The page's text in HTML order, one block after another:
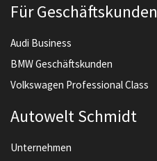
Für Geschäftskunden
Audi Business
BMW Geschäftskunden
Volkswagen Professional Class
Autowelt Schmidt
Unternehmen